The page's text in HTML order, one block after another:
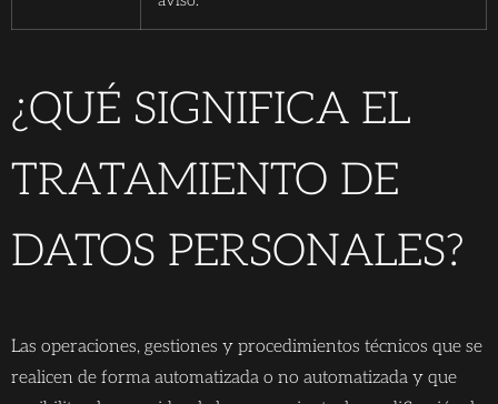
¿QUÉ SIGNIFICA EL
TRATAMIENTO DE
DATOS PERSONALES?
Las operaciones, gestiones y procedimientos técnicos que se
realicen de forma automatizada o no automatizada y que